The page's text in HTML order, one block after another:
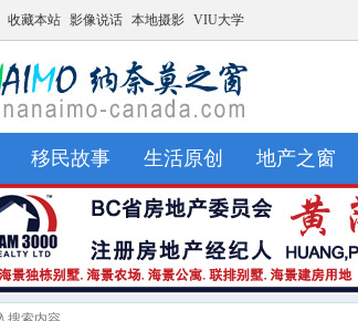
收藏本站 影像说话 本地摄影 VIU大学
移民故事 生活原创 地产之窗